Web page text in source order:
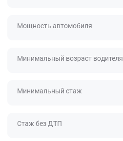
Мощность автомобиля
Минимальный возраст водителя
Минимальный стаж
Стаж без ДТП